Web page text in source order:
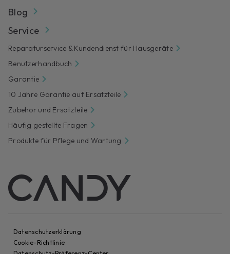
Blog
Service
Reparaturservice & Kundendienst für Hausgeräte
Benutzerhandbuch
Garantie
10 Jahre Garantie auf Ersatzteile
Zubehör und Ersatzteile
Häufig gestellte Fragen
Produkte für Pflege und Wartung
Datenschutzerklärung
Cookie-Richtlinie